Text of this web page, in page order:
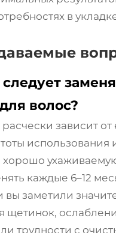
в
следует
волос?
зависит от
использования
хорошо
каждые 6–12
вы заметили
щетинок,
трудности с